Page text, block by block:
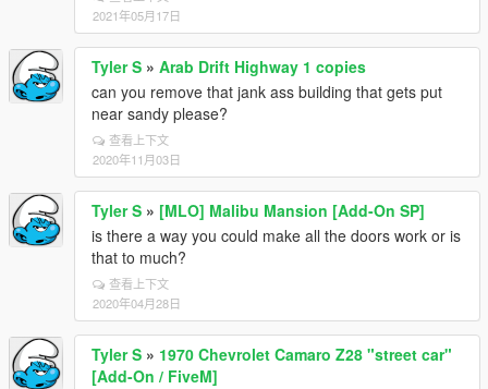
2021年05月17日
Tyler S » Arab Drift Highway 1 copies
can you remove that jank ass building that gets put
near sandy please?
查看上下文
2020年11月03日
Tyler S » [MLO] Malibu Mansion [Add-On SP]
is there a way you could make all the doors work or is
that to much?
查看上下文
2020年04月28日
Tyler S » 1970 Chevrolet Camaro Z28 "street car"
[Add-On / FiveM]